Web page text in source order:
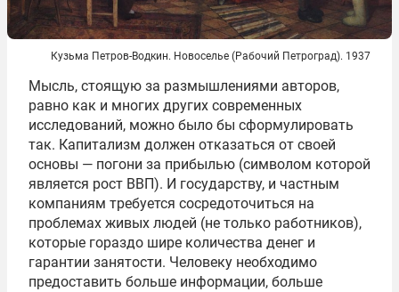
Кузьма Петров-Водкин. Новоселье (Рабочий Петроград). 1937
Мысль, стоящую за размышлениями авторов,
равно как и многих других современных
исследований, можно было бы сформулировать
так. Капитализм должен отказаться от своей
основы — погони за прибылью (символом которой
является рост ВВП). И государству, и частным
компаниям требуется сосредоточиться на
проблемах живых людей (не только работников),
которые гораздо шире количества денег и
гарантии занятости. Человеку необходимо
предоставить больше информации, больше